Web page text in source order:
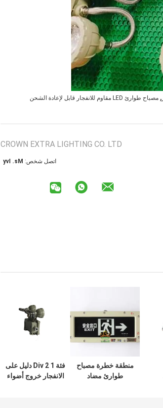
, مصباح طوارئ LED مقاوم للانفجار قابل لإعادة الشحن
CROWN EXTRA LIGHTING CO. LTD
اتصل شخص: Ms. Ivy
منطقة خطرة مصباح
طوارئ مضاد
فئة 1 Div 2 دليل على
الانفجار خروج أضواء